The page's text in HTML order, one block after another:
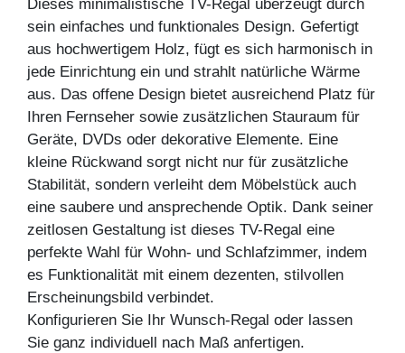
Dieses minimalistische TV-Regal überzeugt durch
sein einfaches und funktionales Design. Gefertigt
aus hochwertigem Holz, fügt es sich harmonisch in
jede Einrichtung ein und strahlt natürliche Wärme
aus. Das offene Design bietet ausreichend Platz für
Ihren Fernseher sowie zusätzlichen Stauraum für
Geräte, DVDs oder dekorative Elemente. Eine
kleine Rückwand sorgt nicht nur für zusätzliche
Stabilität, sondern verleiht dem Möbelstück auch
eine saubere und ansprechende Optik. Dank seiner
zeitlosen Gestaltung ist dieses TV-Regal eine
perfekte Wahl für Wohn- und Schlafzimmer, indem
es Funktionalität mit einem dezenten, stilvollen
Erscheinungsbild verbindet.
Konfigurieren Sie Ihr Wunsch-Regal oder lassen
Sie ganz individuell nach Maß anfertigen.